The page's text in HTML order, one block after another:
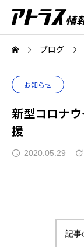
ブログ
お知らせ
新型コロナ
援
2020.05.29
記事